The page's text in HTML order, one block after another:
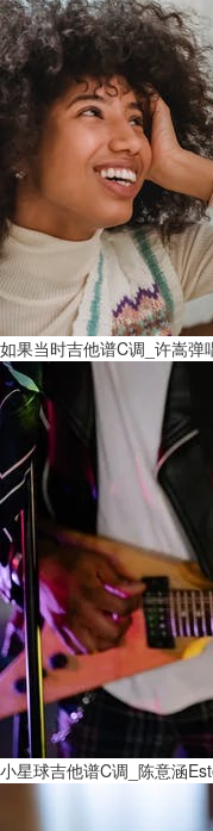
如果当时吉他谱C调_许嵩
小星球吉他谱C调_陈意涵